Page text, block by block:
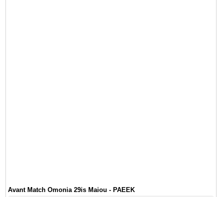
Avant Match Omonia 29is Maiou - PAEEK